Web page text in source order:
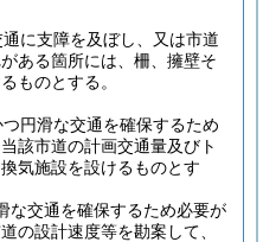
に支障を及ぼし、又は市道
ある箇所には、柵、擁壁そ
ものとする。
円滑な交通を確保するため
該市道の計画交通量及びト
気施設を設けるものとす
な交通を確保するため必要が
の設計速度等を勘案して、